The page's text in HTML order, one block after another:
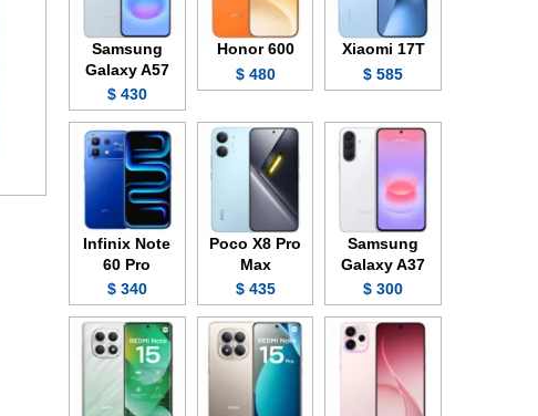
Xiaomi 17T
585 $
Honor 600
480 $
Samsung
Galaxy A57
430 $
Samsung
Galaxy A37
300 $
Poco X8 Pro
Max
435 $
Infinix Note
60 Pro
340 $